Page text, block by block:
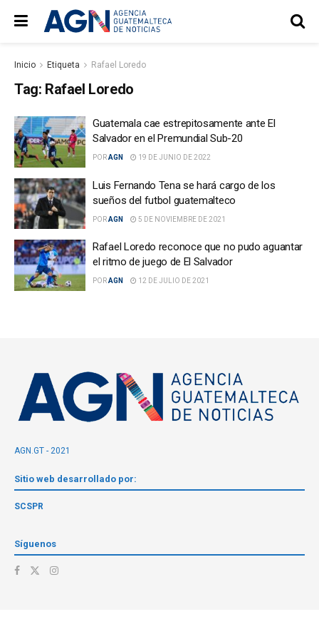
Inicio Etiqueta Rafael Loredo
Tag: Rafael Loredo
Guatemala cae estrepitosamente ante El
Salvador en el Premundial Sub-20
PORAGN 19 DE JUNIO DE 2022
Luis Fernando Tena se hará cargo de los
sueños del futbol guatemalteco
PORAGN 5 DE NOVIEMBRE DE 2021
Rafael Loredo reconoce que no pudo aguantar
el ritmo de juego de El Salvador
PORAGN 12 DE JULIO DE 2021
AGN.GT - 2021
Sitio web desarrollado por:
SCSPR
Síguenos